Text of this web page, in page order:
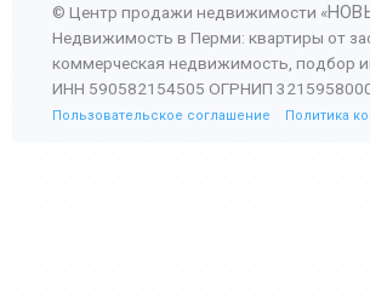
© Центр продажи недвижимости «
Недвижимость в Перми: квартиры от
коммерческая недвижимость, подбор
ИНН 590582154505 ОГРНИП
Пользовательское соглашение Политика